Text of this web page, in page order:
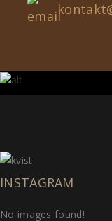
INSTAGRAM
No images found!